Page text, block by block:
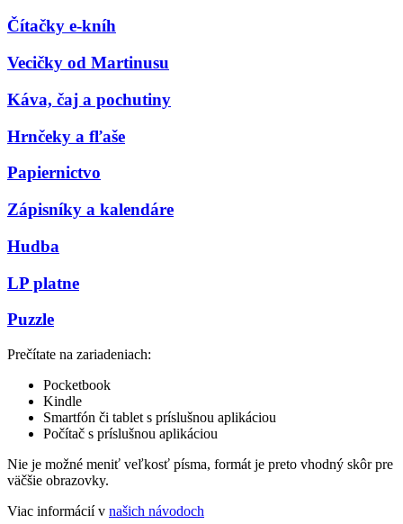
Čítačky e-kníh
Vecičky od Martinusu
Káva, čaj a pochutiny
Hrnčeky a fľaše
Papiernictvo
Zápisníky a kalendáre
Hudba
LP platne
Puzzle
Prečítate na zariadeniach:
Pocketbook
Kindle
Smartfón či tablet s príslušnou aplikáciou
Počítač s príslušnou aplikáciou
Nie je možné meniť veľkosť písma, formát je preto vhodný skôr pre
väčšie obrazovky.
Viac informácií v našich návodoch